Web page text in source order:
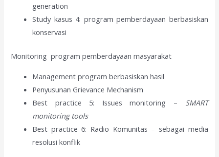
generation
Study kasus 4: program pemberdayaan berbasiskan
konservasi
Monitoring program pemberdayaan masyarakat
Management program berbasiskan hasil
Penyusunan Grievance Mechanism
Best practice 5: Issues monitoring – SMART
monitoring tools
Best practice 6: Radio Komunitas – sebagai media
resolusi konflik